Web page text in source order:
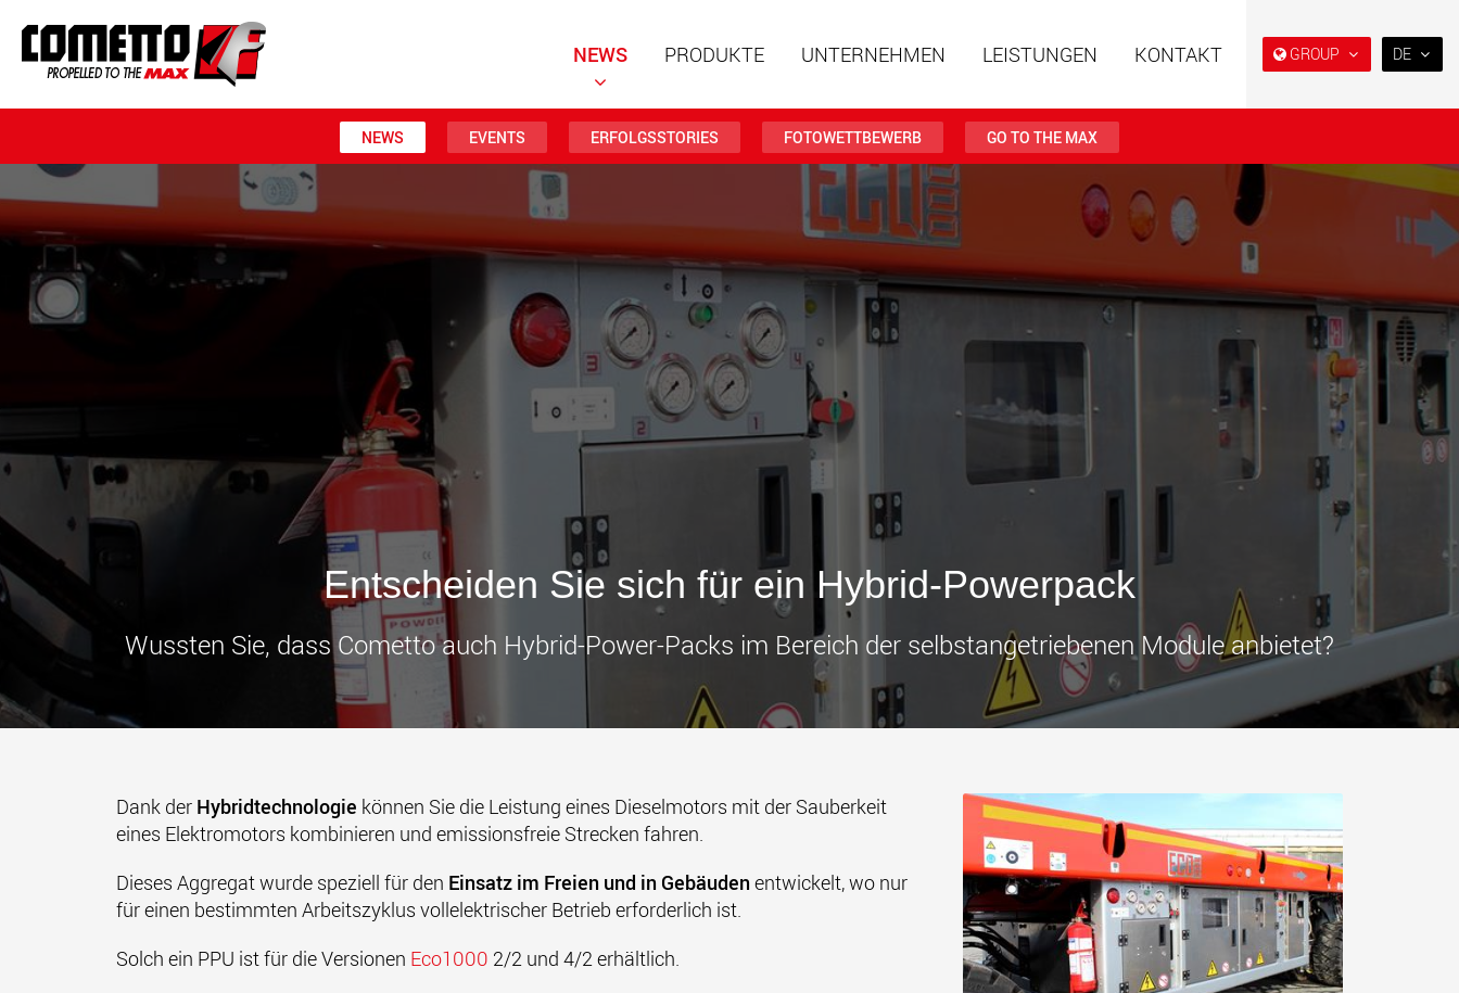
GROUP
Spezialfahrzeuge in
modularer Bauweise für
www.maxtrailer.eu
Semi-Tieflader und Tieflader,
konzipiert für den US-Markt.
www.maxtrailer.us
Spezialfahrzeuge für
www.faymonville.com
Batteriebetriebene
Elektrofahrzeuge mit
www.morello.eu.com
Elektrische
Transportfahrzeuge für Industrietransporter für
DE
IT
日本
PT(BR)
NEWS PRODUKTE UNTERNEHMEN LEISTUNGEN KONTAKT
NEWS EVENTS ERFOLGSSTORIES FOTOWETTBEWERB GO TO THE MAX
Entscheiden Sie sich für ein Hybrid-Powerpack
Wussten Sie, dass Cometto auch Hybrid-Power-Packs im Bereich der selbstangetriebenen Module anbietet?
Dank der Hybridtechnologie können Sie die Leistung eines Dieselmotors mit der Sauberkeit
eines Elektromotors kombinieren und emissionsfreie Strecken fahren.
Dieses Aggregat wurde speziell für den Einsatz im Freien und in Gebäuden entwickelt, wo nur
für einen bestimmten Arbeitszyklus vollelektrischer Betrieb erforderlich ist.
Solch ein PPU ist für die Versionen Eco1000 2/2 und 4/2 erhältlich.